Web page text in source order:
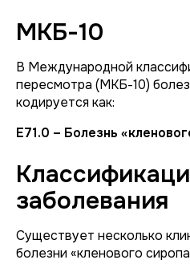
МКБ-10
В Международной
пересмотра (МКБ-10)
кодируется как:
E71.0 – Болезнь
заболевания
Существует несколько
болезни «кленового